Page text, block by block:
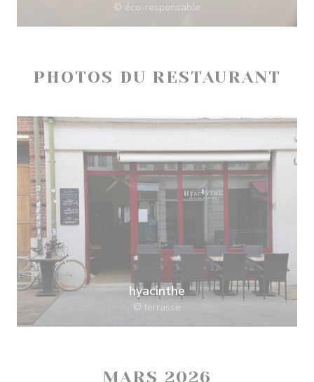
© éco-responsable
PHOTOS DU RESTAURANT
hyacinthe
© terrasse
MARS 2026